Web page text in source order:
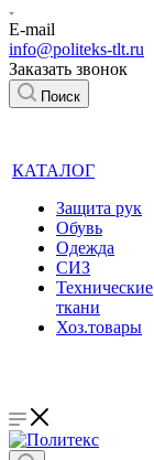
E-mail
info@politeks-tlt.ru
Заказать звонок
Поиск
КАТАЛОГ
Защита рук
Обувь
Одежда
СИЗ
Технические
ткани
Хоз.товары